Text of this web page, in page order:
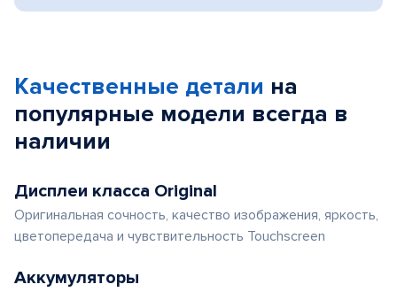
Качественные детали на
популярные модели всегда в
наличии
Дисплеи класса Original
Оригинальная сочность, качество изображения, яркость,
цветопередача и чувствительность Touchscreen
Аккумуляторы